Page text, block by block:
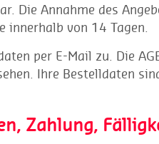
Die Annahme des
innerhalb von 14 Tagen.
per E-Mail zu. Die
Ihre Bestelldaten
Zahlung,